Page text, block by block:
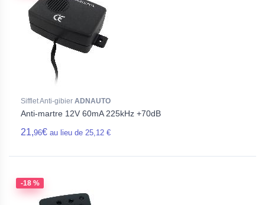
Sifflet Anti-gibier ADNAUTO
Anti-martre 12V 60mA 225kHz +70dB
21,96€ au lieu de 25,12 €
-18 %